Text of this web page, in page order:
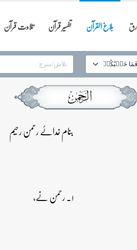
بلاغ القرآن تفسیر قرآن تلاوت قرآن
بنام خدائے رحمن رحیم
۱۔ رحمن نے،